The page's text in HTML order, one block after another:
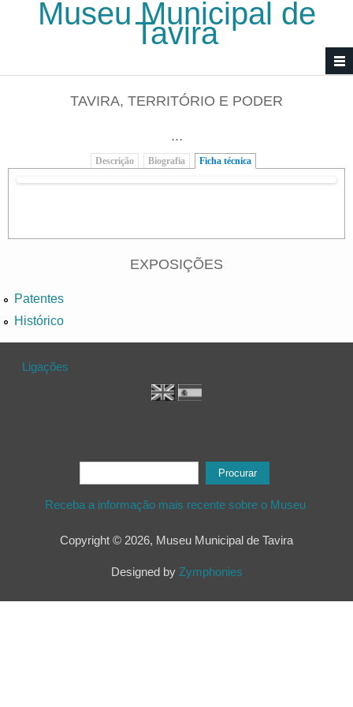
Passar para o conteúdo principal
Museu Municipal de
Tavira
TAVIRA, TERRITÓRIO E PODER
...
Descrição Biografia Ficha técnica
EXPOSIÇÕES
Patentes
Histórico
Ligações
Formulário de procura
Receba a informação mais recente sobre o Museu
Copyright © 2026, Museu Municipal de Tavira
Designed by Zymphonies